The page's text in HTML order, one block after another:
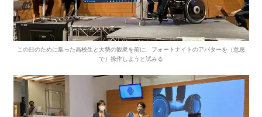
この日のために集った高校生と大勢の観衆を前に、フォートナイトのアバターを（意思
で）操作しようと試みる